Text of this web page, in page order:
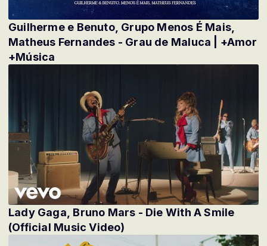
Guilherme e Benuto, Grupo Menos É Mais,
Matheus Fernandes - Grau de Maluca | +Amor
+Música
Lady Gaga, Bruno Mars - Die With A Smile
(Official Music Video)